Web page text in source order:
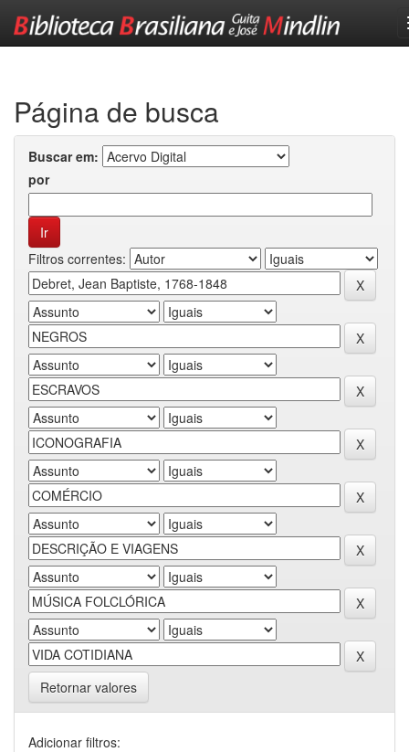
Página de busca
Buscar em:
por
Filtros correntes:
Retornar valores
Adicionar filtros: